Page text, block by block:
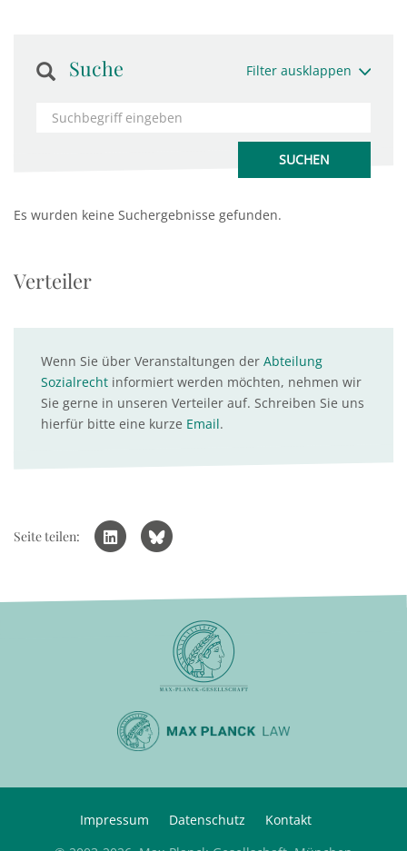
Suche Filter ausklappen
Es wurden keine Suchergebnisse gefunden.
Verteiler
Wenn Sie über Veranstaltungen der Abteilung
Sozialrecht informiert werden möchten, nehmen wir
Sie gerne in unseren Verteiler auf. Schreiben Sie uns
hierfür bitte eine kurze Email.
Seite teilen:
Impressum Datenschutz
Kontakt